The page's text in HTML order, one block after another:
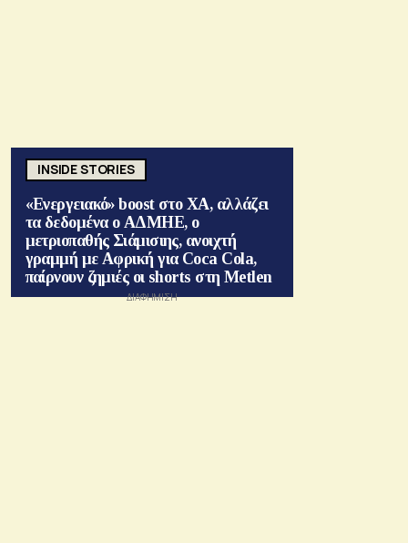
INSIDE STORIES
«Ενεργειακό» boost στο ΧΑ, αλλάζει
τα δεδομένα ο ΑΔΜΗΕ, ο
μετριοπαθής Σιάμισιης, ανοιχτή
γραμμή με Αφρική για Coca Cola,
παίρνουν ζημιές οι shorts στη Metlen